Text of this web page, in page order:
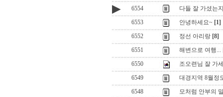
▶ 6554
다들 잘 가셨는
6553
안녕하세요~ [1]
6552
정선 아리랑 [8]
6551
해변으로 여행...
6550
조오련님 잘 가
6549
대경지역 8월정
6548
모처럼 안부의